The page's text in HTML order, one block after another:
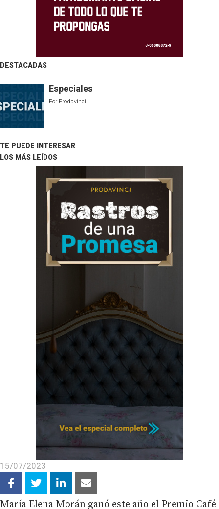
DESTACADAS
Especiales
Por Prodavinci
TE PUEDE INTERESAR
LOS MÁS LEÍDOS
15/07/2023
María Elena Morán ganó este año el Premio Café